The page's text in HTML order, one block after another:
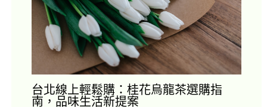
台北線上輕鬆購：桂花烏龍茶選購指
南，品味生活新提案